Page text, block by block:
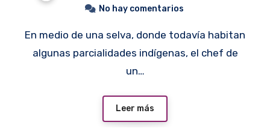
No hay comentarios
En medio de una selva, donde todavía habitan
algunas parcialidades indígenas, el chef de
un…
Leer más